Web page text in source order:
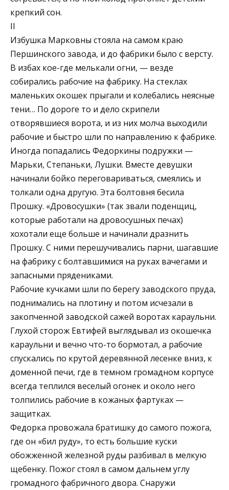
крепкий сон.
II
Избушка Марковны стояла на самом краю
Першинского завода, и до фабрики было с версту.
В избах кое-где мелькали огни, — везде
собирались рабочие на фабрику. На стеклах
маленьких окошек прыгали и колебались неясные
тени… По дороге то и дело скрипели
отворявшиеся ворота, и из них молча выходили
рабочие и быстро шли по направлению к фабрике.
Иногда попадались Федоркины подружки —
Марьки, Степаньки, Лушки. Вместе девушки
начинали бойко переговариваться, смеялись и
толкали одна другую. Эта болтовня бесила
Прошку. «Дровосушки» (так звали поденщиц,
которые работали на дровосушных печах)
хохотали еще больше и начинали дразнить
Прошку. С ними перешучивались парни, шагавшие
на фабрику с болтавшимися на руках вачегами и
запасными прядениками.
Рабочие кучками шли по берегу заводского пруда,
поднимались на плотину и потом исчезали в
закопченной заводской сажей воротах караульни.
Глухой сторож Евтифей выглядывал из окошечка
караульни и вечно что-то бормотал, а рабочие
спускались по крутой деревянной лесенке вниз, к
доменной печи, где в темном громадном корпусе
всегда теплился веселый огонек и около него
толпились рабочие в кожаных фартуках —
защитках.
Федорка провожала братишку до самого пожога,
где он «бил руду», то есть большие куски
обожженной железной руды разбивал в мелкую
щебенку. Пожог стоял в самом дальнем углу
громадного фабричного двора. Снаружи